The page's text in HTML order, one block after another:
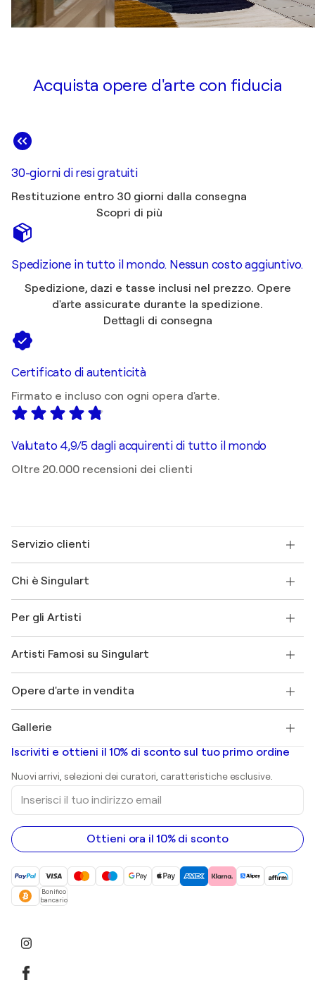
Acquista opere d'arte con fiducia
30-giorni di resi gratuiti
Restituzione entro 30 giorni dalla consegna
Scopri di più
Spedizione in tutto il mondo. Nessun costo aggiuntivo.
Spedizione, dazi e tasse inclusi nel prezzo. Opere
d'arte assicurate durante la spedizione.
Dettagli di consegna
Certificato di autenticità
Firmato e incluso con ogni opera d'arte.
Valutato 4,9/5 dagli acquirenti di tutto il mondo
Oltre 20.000 recensioni dei clienti
Servizio clienti
Spedizione
Offri una carta regalo
Partecipa al nostro programma commerciale
Il mio account
Protezione acquirente
+39 694500608
Chi è Singulart
FAQ
Magazine di Singulart
Lavori
Scopri arte originale selezionata
Per gli Artisti
Accedi come Artista
Artisti Famosi su Singulart
Marc Chagall
Banksy
Mr. Brainwash
Shepard Fairey
Opere d'arte in vendita
Quadri astratti in vendita
Dipinti di paesaggi
sculture
Dipinti acrilici
Gallerie
Gallerie d’arte in Italia
Iscriviti e ottieni il 10% di sconto sul tuo primo ordine
Nuovi arrivi, selezioni dei curatori, caratteristiche esclusive.
Inserisci
tuo
indirizzo
email
Ottieni ora il 10% di sconto
Bonifico
bancario